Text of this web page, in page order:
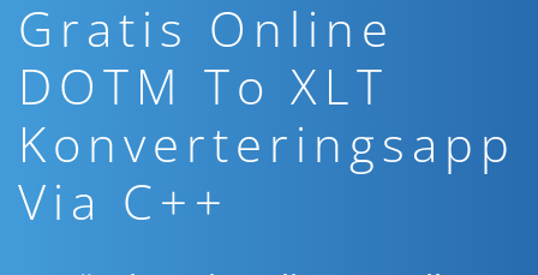
Gratis Online
DOTM To XLT
Konverteringsapp
Via C++